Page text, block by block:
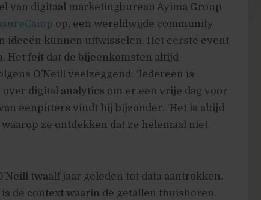
van digitaal marketingbureau Ayima Group
op, een wereldwijde community
ideeën kunnen uitwisselen. Het eerste event
Het feit dat de bijeenkomsten altijd
O’Neill veelzeggend. ‘Iedereen is
digital analytics om er een vrije dag voor
eenpitters vindt hij bijzonder. ‘Het is altijd
ze ontdekken dat ze helemaal niet
twaalf jaar geleden tot data aantrokken.
de context waarin de getallen thuishoren.